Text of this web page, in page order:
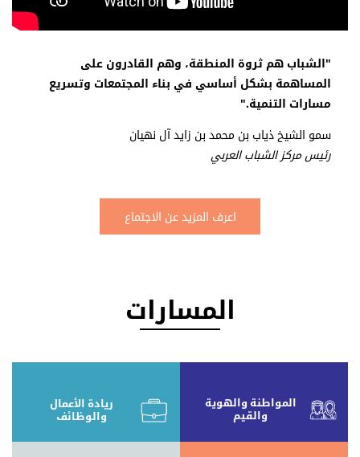
"الشباب هم ثروة المنطقة، وهم القادرون على
المساهمة بشكل أساسي في بناء المجتمعات وتسريع
مسارات التنمية."
سمو الشيخ ذياب بن محمد بن زايد آل نهيان
رئيس مركز الشباب العربي
اعرف المزيد عن الاجتماع‎
المسارات
المواطنة والهوية
والقيم
ريادة الأعمال
والوظائف